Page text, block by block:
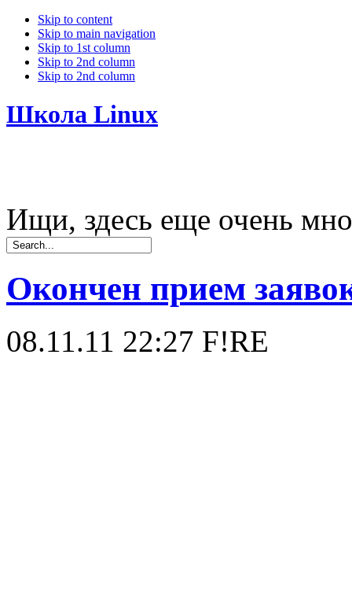
Skip to content
Skip to main navigation
Skip to 1st column
Skip to 2nd column
Skip to 2nd column
Школа Linux
Ищи, здесь еще очень
Окончен прием
08.11.11 22:27 F!RE